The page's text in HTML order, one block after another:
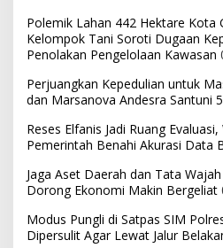
Polemik Lahan 442 Hektare Kota
Kelompok Tani Soroti Dugaan
Penolakan Pengelolaan Kawasan
Perjuangkan Kepedulian untuk
dan Marsanova Andesra Santuni
Reses Elfanis Jadi Ruang
Pemerintah Benahi Akurasi Data
Jaga Aset Daerah dan Tata
Dorong Ekonomi Makin Bergeliat
Modus Pungli di Satpas SIM
Dipersulit Agar Lewat Jalur